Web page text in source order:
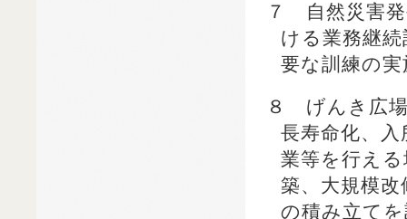
７ 自然災害発
ける業務継
要な訓練の
８ げんき広
長寿命化、
業等を行え
築、大規模
の積み立て